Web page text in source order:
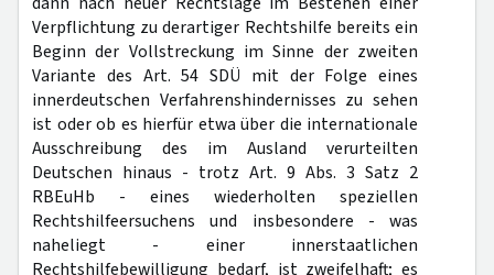
Verpflichtung zu derartiger Rechtshilfe bereits ein
Beginn der Vollstreckung im Sinne der zweiten
Variante des Art. 54 SDÜ mit der Folge eines
innerdeutschen Verfahrenshindernisses zu sehen
ist oder ob es hierfür etwa über die internationale
Ausschreibung des im Ausland verurteilten
Deutschen hinaus - trotz Art. 9 Abs. 3 Satz 2
RBEuHb - eines wiederholten speziellen
Rechtshilfeersuchens und insbesondere - was
naheliegt - einer innerstaatlichen
Rechtshilfebewilligung bedarf, ist zweifelhaft; es